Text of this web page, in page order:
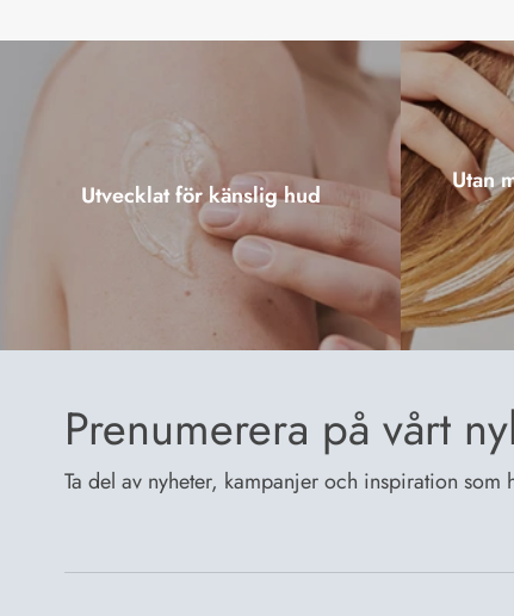
Utvecklat för känslig hud
Utan
Prenumerera på vårt
Ta del av nyheter, kampanjer och inspiration